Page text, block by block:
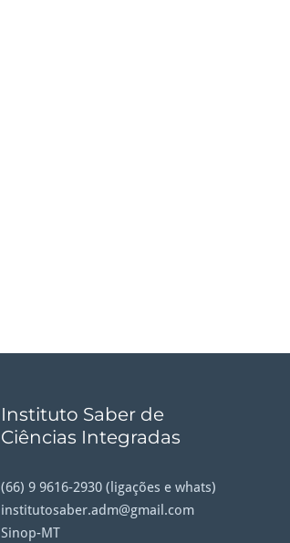
Instituto Saber de
Ciências Integradas
(66) 9 9616-2930 (ligações e whats)
institutosaber.adm@gmail.com
Sinop-MT